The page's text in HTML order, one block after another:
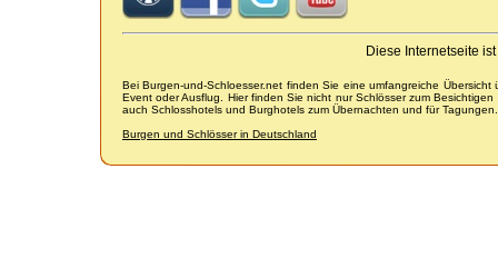
Diese Internetseite
Bei Burgen-und-Schloesser.net finden Sie eine umfangreiche
Event oder Ausflug. Hier finden Sie nicht nur Schlösser zum
auch Schlosshotels und Burghotels zum Übernachten und für Tagungen.
Burgen und Schlösser in Deutschland